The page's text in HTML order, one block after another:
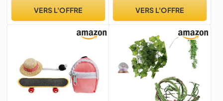
l'élevage, la maison,
VERS L'OFFRE
la nuit, les voyages, la
VERS L'OFFRE